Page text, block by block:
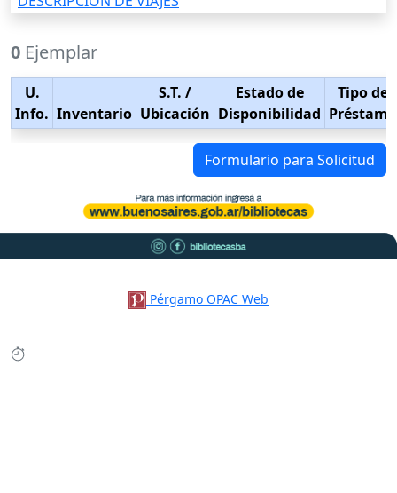
0 Ejemplar
U.
Info. Inventario
S.T. /
Ubicación
Estado de
Disponibilidad
Tipo de
Préstamo
Formulario para Solicitud
Pérgamo OPAC Web